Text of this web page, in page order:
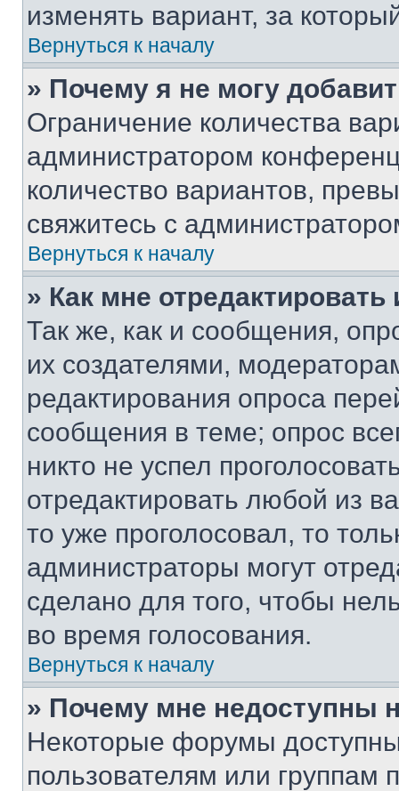
изменять вариант, за
Вернуться к началу
» Почему я не могу
Ограничение количества
администратором
количество вариантов,
свяжитесь с
Вернуться к началу
» Как мне
Так же, как и сообщения,
их создателями,
редактирования опроса
сообщения в теме; опрос
никто не успел
отредактировать любой из
то уже проголосовал, то
администраторы могут
сделано для того, чтобы
во время голосования.
Вернуться к началу
» Почему мне недоступны
Некоторые форумы
пользователям или группам